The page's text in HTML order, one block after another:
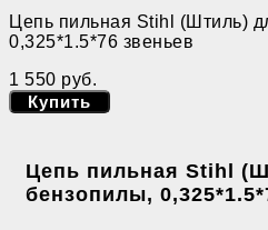
Цепь пильная Stihl (Штиль)
0,325*1.5*76 звеньев
1 550 руб.
Купить
Цепь пильная Stihl
бензопилы,